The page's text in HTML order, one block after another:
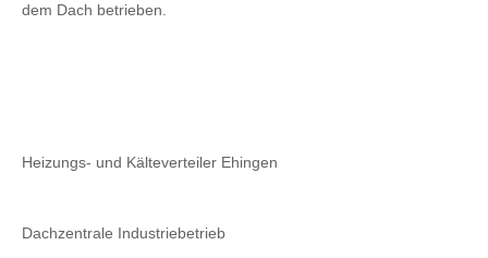
dem Dach betrieben.
Heizungs- und Kälteverteiler Ehingen
Dachzentrale Industriebetrieb